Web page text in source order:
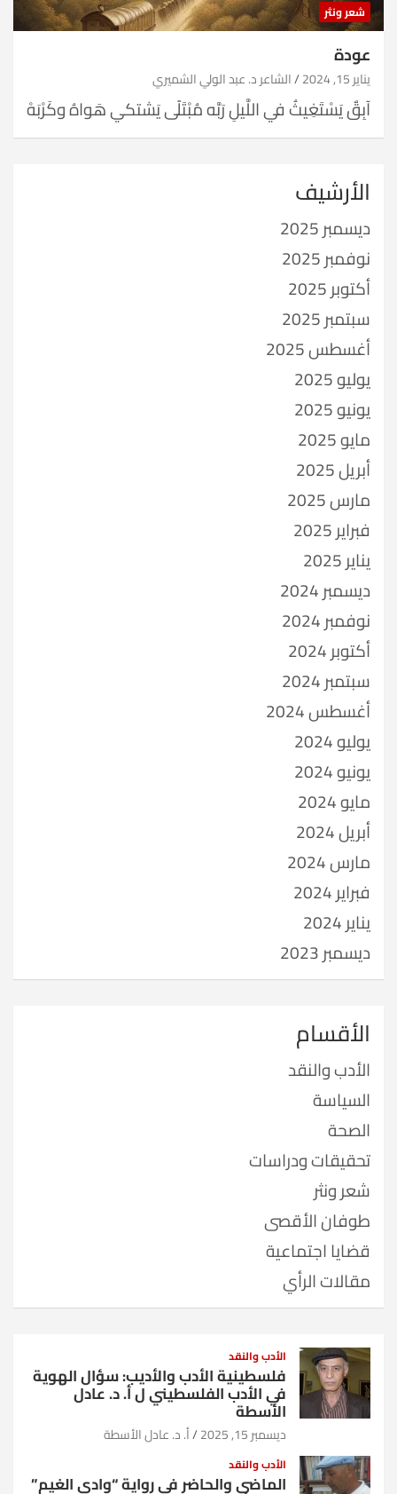
شعر ونثر
عودة
يناير 15, 2024 الشاعر د. عبد الولي الشميري
آبِقٌ يَسْتَغِيثُ في اللَّيلِ رَبَّه مُبْتَلًى يَشتكي هَواهُ وكَرْبَهْ
الأرشيف
ديسمبر 2025
نوفمبر 2025
أكتوبر 2025
سبتمبر 2025
أغسطس 2025
يوليو 2025
يونيو 2025
مايو 2025
أبريل 2025
مارس 2025
فبراير 2025
يناير 2025
ديسمبر 2024
نوفمبر 2024
أكتوبر 2024
سبتمبر 2024
أغسطس 2024
يوليو 2024
يونيو 2024
مايو 2024
أبريل 2024
مارس 2024
فبراير 2024
يناير 2024
ديسمبر 2023
الأقسام
الأدب والنقد
السياسة
الصحة
تحقيقات ودراسات
شعر ونثر
طوفان الأقصى
قضايا اجتماعية
مقالات الرأي
الأدب والنقد
فلسطينية الأدب والأديب: سؤال الهوية
في الأدب الفلسطيني ل أ. د. عادل
الأسطة
ديسمبر 15, 2025 أ. د. عادل الأسطة
الأدب والنقد
الماضي والحاضر في رواية “وادي الغيم”